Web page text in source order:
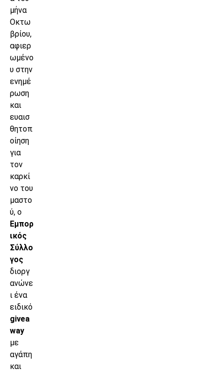
μήνα
Οκτω
βρίου,
αφιερ
ωμένο
υ στην
ενημέ
ρωση
και
ευαισ
θητοπ
οίηση
για
τον
καρκί
νο του
μαστο
ύ, ο
Εμπορ
ικός
Σύλλο
γος
διοργ
ανώνε
ι ένα
ειδικό
givea
way
με
αγάπη
και